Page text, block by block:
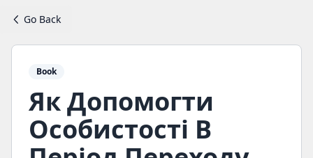
Go Back
Book
Як Допомогти
Особистості В